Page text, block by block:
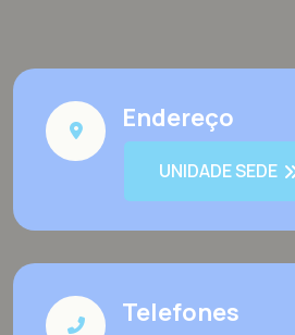
Endereço
UNIDADE SEDE
Telefones